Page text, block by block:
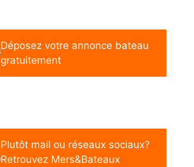
Déposez votre annonce bateau
gratuitement
Plutôt mail ou réseaux sociaux?
Retrouvez Mers&Bateaux